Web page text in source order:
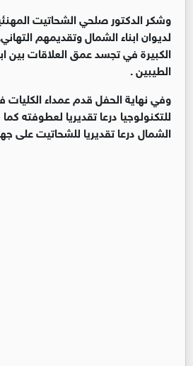
وشكر الدكتور صلحي الشحاتيت
لديوان ابناء الشمال وتقديمهم
الكبيرة في تجسد عمق العلاقات بين
الطيبين .
وفي نهاية الحفل قدم عمداء الكليات
للتكنولوجيا درعا تقديريا لعطوفته
الشمال درعا تقديريا للشحاتيت على